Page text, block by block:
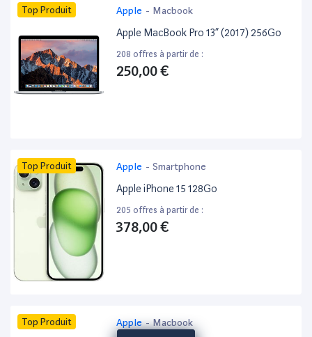
Top Produit Apple - Macbook
Apple MacBook Pro 13” (2017) 256Go
208 offres à partir de :
250,00 €
Top Produit Apple - Smartphone
Apple iPhone 15 128Go
205 offres à partir de :
378,00 €
Top Produit Apple- Macbook